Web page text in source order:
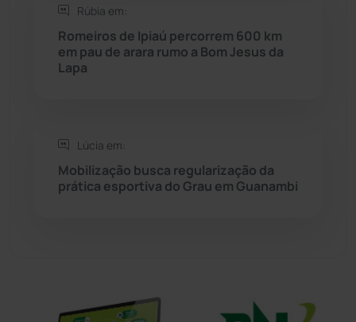
Sudoeste Baiano
Tanhaçu (426)
Tecnologia
Urandi (157)
Rúbia em:
Romeiros de Ipiaú percorrem 600 km
em pau de arara rumo a Bom Jesus da
Lapa
Lúcia em:
Mobilização busca regularização da
prática esportiva do Grau em Guanambi